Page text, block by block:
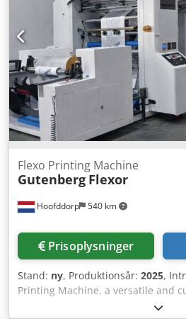
Hoofddorp 540 km
Flexo Printing Machine
Gutenberg Flexor
Prisoplysninger
Stand: ny, Produktionsår: 2025,
Printing Machine, a versatile and
designed to meet the diverse